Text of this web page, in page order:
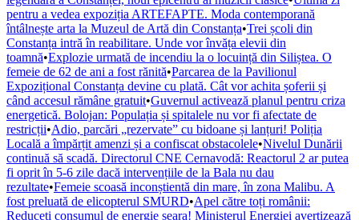
pentru a vedea expoziția ARTEFAPTE. Moda contemporană
întâlnește arta la Muzeul de Artă din Constanța•Trei școli din
Constanța intră în reabilitare. Unde vor învăța elevii din
toamnă•Explozie urmată de incendiu la o locuință din Siliștea. O
femeie de 62 de ani a fost rănită•Parcarea de la Pavilionul
Expozițional Constanța devine cu plată. Cât vor achita șoferii și
când accesul rămâne gratuit•Guvernul activează planul pentru criza
energetică. Bolojan: Populația și spitalele nu vor fi afectate de
restricții•Adio, parcări „rezervate” cu bidoane și lanțuri! Poliția
Locală a împărțit amenzi și a confiscat obstacolele•Nivelul Dunării
continuă să scadă. Directorul CNE Cernavodă: Reactorul 2 ar putea
fi oprit în 5-6 zile dacă intervențiile de la Bala nu dau
rezultate•Femeie scoasă inconștientă din mare, în zona Malibu. A
fost preluată de elicopterul SMURD•Apel către toți românii:
Reduceți consumul de energie seara! Ministerul Energiei avertizează